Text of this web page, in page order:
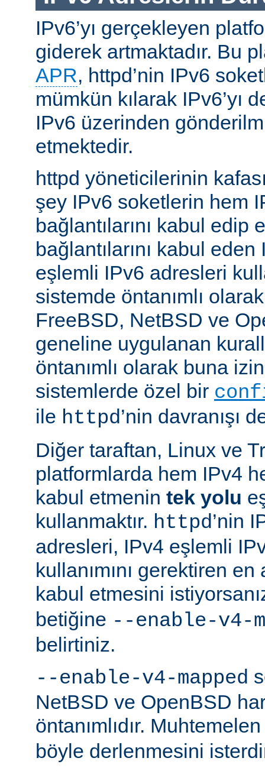
IPv6’yı gerçekleyen
giderek artmaktadır. Bu
APR, httpd’nin IPv6
mümkün kılarak IPv6’yı
IPv6 üzerinden
etmektedir.
httpd yöneticilerinin
şey IPv6 soketlerin hem
bağlantılarını kabul edip
bağlantılarını kabul
eşlemli IPv6 adresleri
sistemde öntanımlı
FreeBSD, NetBSD ve
geneline uygulanan
öntanımlı olarak buna
sistemlerde özel bir
ile httpd’nin davranışı
Diğer taraftan, Linux ve
platformlarda hem IPv4
kabul etmenin tek yolu
kullanmaktır. httpd’nin
adresleri, IPv4 eşlemli
kullanımını gerektiren
kabul etmesini
betiğine --enable-v4-
belirtiniz.
--enable-v4-mapped
NetBSD ve OpenBSD
öntanımlıdır.
böyle derlenmesini